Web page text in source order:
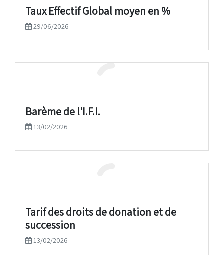
Taux Effectif Global moyen en %
29/06/2026
Barème de l'I.F.I.
13/02/2026
Tarif des droits de donation et de
succession
13/02/2026